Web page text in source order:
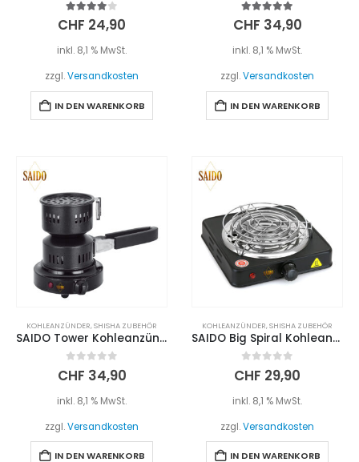
4.00 out of 5
CHF 24,90
inkl. 8,1 % MwSt.
zzgl.Versandkosten
IN DEN WARENKORB
5.00 out of 5
CHF 34,90
inkl. 8,1 % MwSt.
zzgl.Versandkosten
IN DEN WARENKORB
KOHLEANZÜNDER,SHISHA ZUBEHÖR
SAIDO Tower Kohleanzünder 650w mit Korb
0out of 5
CHF 34,90
inkl. 8,1 % MwSt.
zzgl.Versandkosten
IN DEN WARENKORB
KOHLEANZÜNDER,SHISHA ZUBEHÖR
SAIDO Big Spiral Kohleanzünder 1000W + Kohlegitter
0out of 5
CHF 29,90
inkl. 8,1 % MwSt.
zzgl.Versandkosten
IN DEN WARENKORB